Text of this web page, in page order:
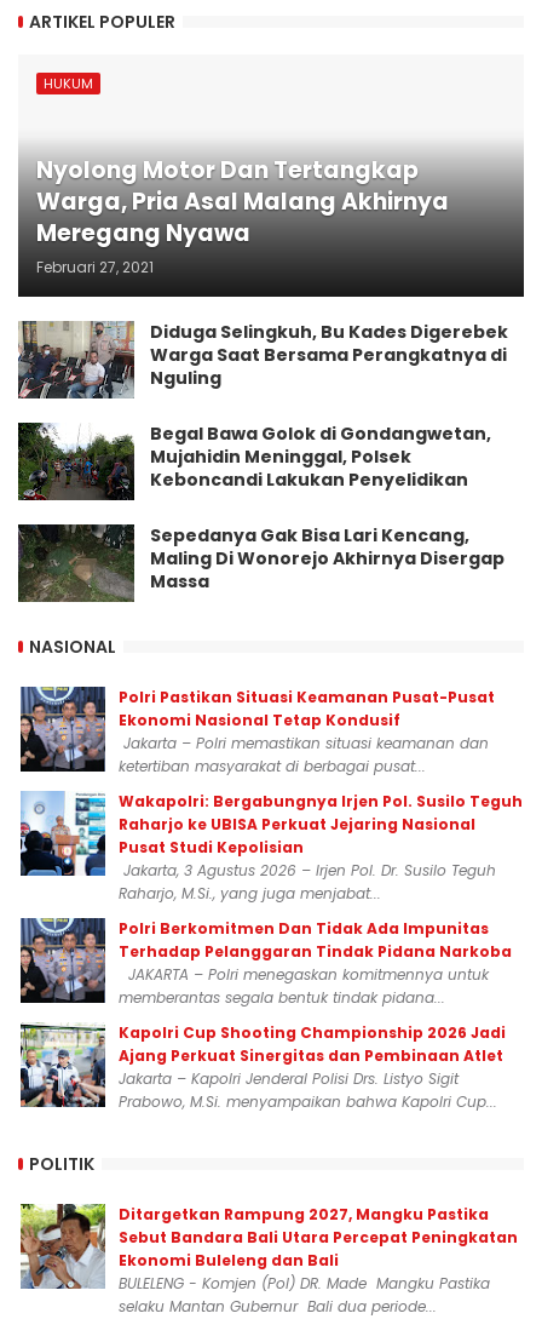
ARTIKEL POPULER
HUKUM
Nyolong Motor Dan Tertangkap
Warga, Pria Asal Malang Akhirnya
Meregang Nyawa
Februari 27, 2021
Diduga Selingkuh, Bu Kades Digerebek
Warga Saat Bersama Perangkatnya di
Nguling
Begal Bawa Golok di Gondangwetan,
Mujahidin Meninggal, Polsek
Keboncandi Lakukan Penyelidikan
Sepedanya Gak Bisa Lari Kencang,
Maling Di Wonorejo Akhirnya Disergap
Massa
NASIONAL
Polri Pastikan Situasi Keamanan Pusat-Pusat
Ekonomi Nasional Tetap Kondusif
Jakarta – Polri memastikan situasi keamanan dan
ketertiban masyarakat di berbagai pusat...
Wakapolri: Bergabungnya Irjen Pol. Susilo Teguh
Raharjo ke UBISA Perkuat Jejaring Nasional
Pusat Studi Kepolisian
Jakarta, 3 Agustus 2026 – Irjen Pol. Dr. Susilo Teguh
Raharjo, M.Si., yang juga menjabat...
Polri Berkomitmen Dan Tidak Ada Impunitas
Terhadap Pelanggaran Tindak Pidana Narkoba
JAKARTA – Polri menegaskan komitmennya untuk
memberantas segala bentuk tindak pidana...
Kapolri Cup Shooting Championship 2026 Jadi
Ajang Perkuat Sinergitas dan Pembinaan Atlet
Jakarta – Kapolri Jenderal Polisi Drs. Listyo Sigit
Prabowo, M.Si. menyampaikan bahwa Kapolri Cup...
POLITIK
Ditargetkan Rampung 2027, Mangku Pastika
Sebut Bandara Bali Utara Percepat Peningkatan
Ekonomi Buleleng dan Bali
BULELENG - Komjen (Pol) DR. Made Mangku Pastika
selaku Mantan Gubernur Bali dua periode...